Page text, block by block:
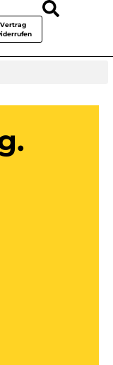
Vertrag